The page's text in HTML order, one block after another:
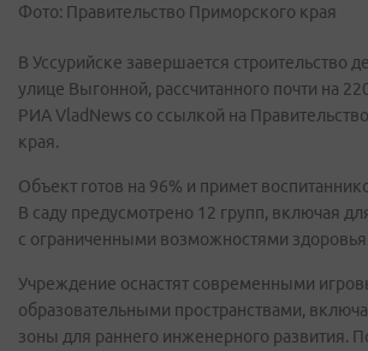
Фото: Правительство Приморского края
В Уссурийске завершается строительство
улице Выгонной, рассчитанного почти на
РИА VladNews со ссылкой на
края.
Объект готов на 96% и примет
В саду предусмотрено 12 групп, включая
с ограниченными возможностями здоровья.
Учреждение оснастят современными
образовательными пространствами,
зоны для раннего инженерного развития.